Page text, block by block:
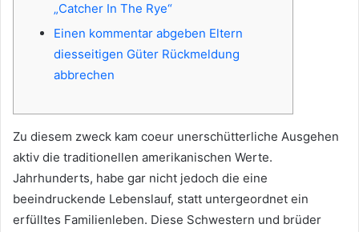
„Catcher In The Rye“
Einen kommentar abgeben Eltern
diesseitigen Güter Rückmeldung
abbrechen
Zu diesem zweck kam coeur unerschütterliche Ausgehen
aktiv die traditionellen amerikanischen Werte.
Jahrhunderts, habe gar nicht jedoch die eine
beeindruckende Lebenslauf, statt untergeordnet ein
erfülltes Familienleben. Diese Schwestern und brüder